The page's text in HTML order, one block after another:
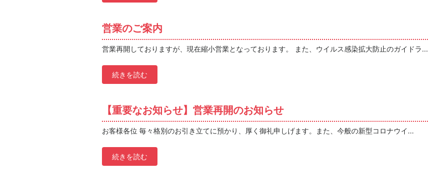
営業のご案内
営業再開しておりますが、現在縮小営業となっております。 また、ウイルス感染拡大防止のガイドラ...
続きを読む
【重要なお知らせ】営業再開のお知らせ
お客様各位 毎々格別のお引き立てに預かり、厚く御礼申しげます。また、今般の新型コロナウイ...
続きを読む